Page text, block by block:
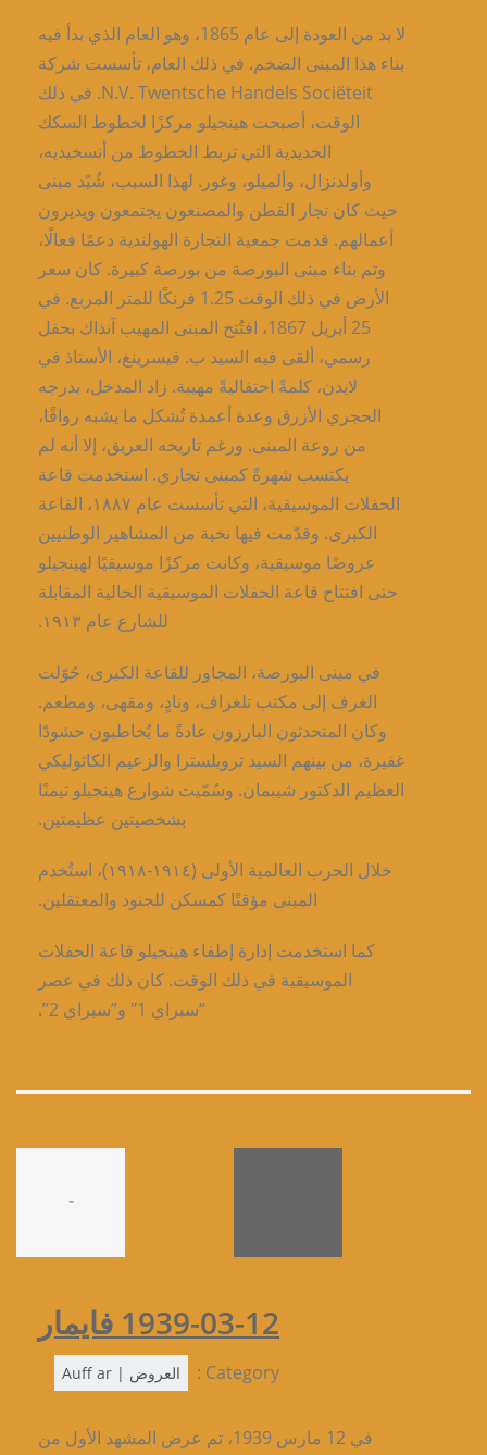
لا بد من العودة إلى عام 1865، وهو العام الذي بدأ فيه
بناء هذا المبنى الضخم. في ذلك العام، تأسست شركة
N.V. Twentsche Handels Sociëteit. في ذلك
الوقت، أصبحت هينجيلو مركزًا لخطوط السكك
الحديدية التي تربط الخطوط من أنسخيديه،
وأولدنزال، وألميلو، وغور. لهذا السبب، شُيّد مبنى
حيث كان تجار القطن والمصنعون يجتمعون ويديرون
أعمالهم. قدمت جمعية التجارة الهولندية دعمًا فعالًا،
وتم بناء مبنى البورصة من بورصة كبيرة. كان سعر
الأرض في ذلك الوقت 1.25 فرنكًا للمتر المربع. في
25 أبريل 1867، افتُتح المبنى المهيب آنذاك بحفل
رسمي، ألقى فيه السيد ب. فيسرينغ، الأستاذ في
لايدن، كلمةً احتفاليةً مهيبة. زاد المدخل، بدرجه
الحجري الأزرق وعدة أعمدة تُشكل ما يشبه رواقًا،
من روعة المبنى. ورغم تاريخه العريق، إلا أنه لم
يكتسب شهرةً كمبنى تجاري. استخدمت قاعة
الحفلات الموسيقية، التي تأسست عام ١٨٨٧، القاعة
الكبرى. وقدّمت فيها نخبة من المشاهير الوطنيين
عروضًا موسيقية، وكانت مركزًا موسيقيًا لهينجيلو
حتى افتتاح قاعة الحفلات الموسيقية الحالية المقابلة
للشارع عام ١٩١٣.
في مبنى البورصة، المجاور للقاعة الكبرى، حُوّلت
الغرف إلى مكتب تلغراف، ونادٍ، ومقهى، ومطعم.
وكان المتحدثون البارزون عادةً ما يُخاطبون حشودًا
غفيرة، من بينهم السيد ترويلسترا والزعيم الكاثوليكي
العظيم الدكتور شيبمان. وسُمّيت شوارع هينجيلو تيمنًا
بشخصيتين عظيمتين.
خلال الحرب العالمية الأولى (١٩١٤-١٩١٨)، استُخدم
المبنى مؤقتًا كمسكن للجنود والمعتقلين.
كما استخدمت إدارة إطفاء هينجيلو قاعة الحفلات
الموسيقية في ذلك الوقت. كان ذلك في عصر
“سبراي 1″ و”سبراي 2”.
-
1939-03-12 فايمار
Category : العروض | Auff ar
في 12 مارس 1939، تم عرض المشهد الأول من